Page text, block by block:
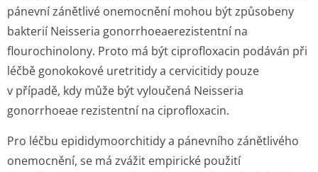
pánevní zánětlivé onemocnění mohou být způsobeny
bakterií Neisseria gonorrhoeaere­zistentní na
flourochinolony. Proto má být ciprofloxacin podáván při
léčbě gonokokové uretritidy a cervicitidy pouze
v případě, kdy může být vyloučená Neisseria
gonorrhoeae rezistentní na ciprofloxacin.
Pro léčbu epididymoorchitidy a pánevního zánětlivého
onemocnění, se má zvážit empirické použití